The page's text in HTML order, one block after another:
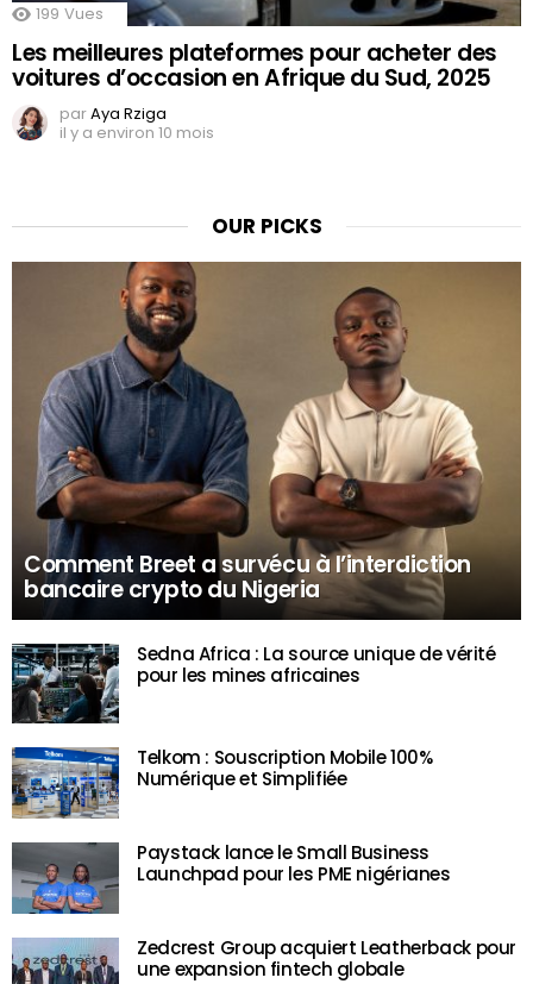
199 Vues
Les meilleures plateformes pour acheter des
voitures d’occasion en Afrique du Sud, 2025
parAya Rziga
il y a environ 10 mois
OUR PICKS
Comment Breet a survécu à l’interdiction
bancaire crypto du Nigeria
Sedna Africa : La source unique de vérité
pour les mines africaines
Telkom : Souscription Mobile 100%
Numérique et Simplifiée
Paystack lance le Small Business
Launchpad pour les PME nigérianes
Zedcrest Group acquiert Leatherback pour
une expansion fintech globale